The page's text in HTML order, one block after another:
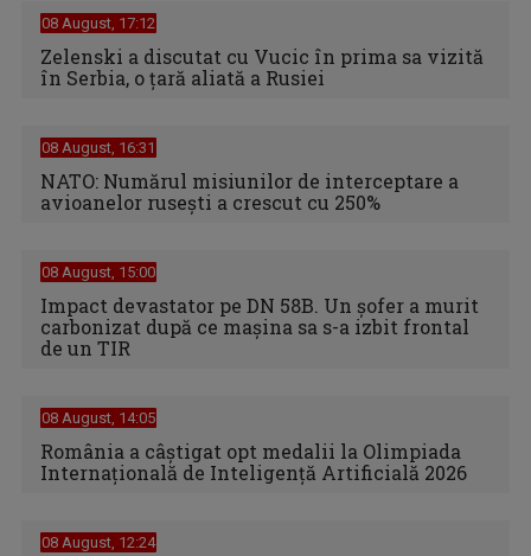
08 August, 17:12
Zelenski a discutat cu Vucic în prima sa vizită
în Serbia, o ţară aliată a Rusiei
08 August, 16:31
NATO: Numărul misiunilor de interceptare a
avioanelor ruseşti a crescut cu 250%
08 August, 15:00
Impact devastator pe DN 58B. Un șofer a murit
carbonizat după ce mașina sa s-a izbit frontal
de un TIR
08 August, 14:05
România a câștigat opt medalii la Olimpiada
Internațională de Inteligență Artificială 2026
08 August, 12:24